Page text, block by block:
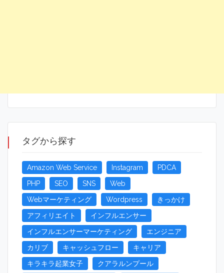
タグから探す
Amazon Web Service Instagram
PDCA
PHP
SEO SNS
Web
Webマーケティング
Wordpress
きっかけ
アフィリエイト
インフルエンサー
インフルエンサーマーケティング
エンジニア
カリブ
キャッシュフロー
キャリア
キラキラ起業女子
クアラルンプール